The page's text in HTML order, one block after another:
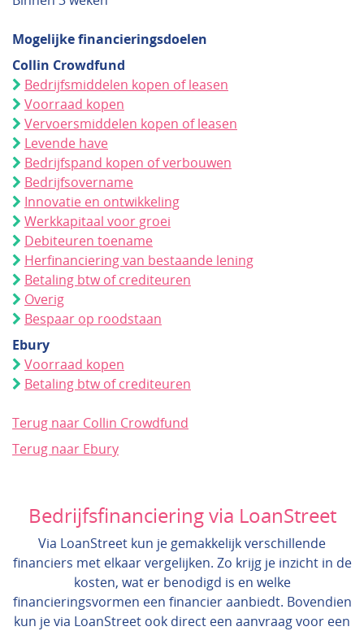
Mogelijke financieringsdoelen
Collin Crowdfund
Bedrijfsmiddelen kopen of leasen
Voorraad kopen
Vervoersmiddelen kopen of leasen
Levende have
Bedrijfspand kopen of verbouwen
Bedrijfsovername
Innovatie en ontwikkeling
Werkkapitaal voor groei
Debiteuren toename
Herfinanciering van bestaande lening
Betaling btw of crediteuren
Overig
Bespaar op roodstaan
Ebury
Voorraad kopen
Betaling btw of crediteuren
Terug naar Collin Crowdfund
Terug naar Ebury
Bedrijfsfinanciering via LoanStreet
Via LoanStreet kun je gemakkelijk verschillende
financiers met elkaar vergelijken. Zo krijg je inzicht in de
kosten, wat er benodigd is en welke
financieringsvormen een financier aanbiedt. Bovendien
kun je via LoanStreet ook direct een aanvraag voor een